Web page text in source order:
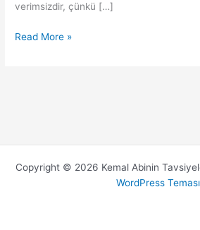
verimsizdir, çünkü […]
ZAMAN
Read More »
Copyright © 2026 Kemal Abinin
WordPress Teması